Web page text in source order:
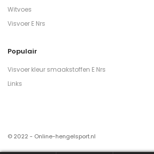
Witvoes
Visvoer E Nrs
Populair
Visvoer kleur smaakstoffen E Nrs
Links
© 2022 - Online-hengelsport.nl